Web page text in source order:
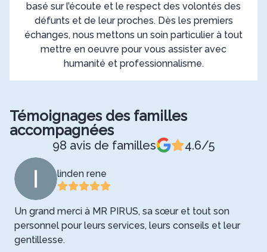
basé sur l’écoute et le respect des volontés des
défunts et de leur proches. Dès les premiers
échanges, nous mettons un soin particulier à tout
mettre en oeuvre pour vous assister avec
humanité et professionnalisme.
Témoignages des familles
accompagnées
98 avis de familles 4.6/5
linden rene
Un grand merci à MR PIRUS, sa sœur et tout son
personnel pour leurs services, leurs conseils et leur
gentillesse.